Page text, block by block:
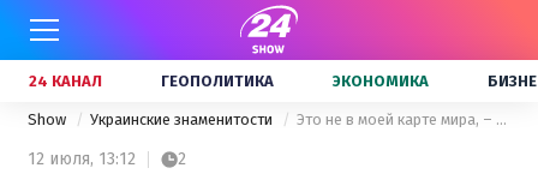
24 КАНАЛ ГЕОПОЛИТИКА ЭКОНОМИКА
Show Украинские знаменитости Это не в моей карте мира, – Дантес прокомментировал одиозные заявления Волошина о перемирии
12 июля, 13:12 2